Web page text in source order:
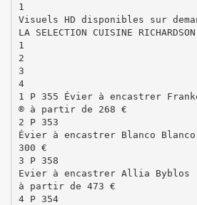
1
Visuels HD disponibles sur
LA SELECTION CUISINE
1
2
3
4
1 P 355 Évier à encastrer
® à partir de 268 €
2 P 353
Évier à encastrer Blanco
300 €
3 P 358
Evier à encastrer Allia Byblos
à partir de 473 €
4 P 354